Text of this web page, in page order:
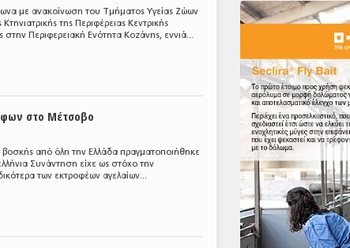
με ανακοίνωση του Τμήματος Υγείας Ζώων
της Περιφέρειας Κεντρικής
Περιφερειακή Ενότητα Κοζάνης, εννιά...
στο Μέτσοβο
από όλη την Ελλάδα πραγματοποιήθηκε
Συνάντηση είχε ως στόχο την
των εκτροφέων αγελαίων...